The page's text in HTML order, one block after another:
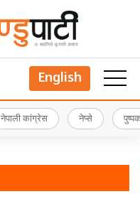
English
नेपाली कांग्रेस नेप्से